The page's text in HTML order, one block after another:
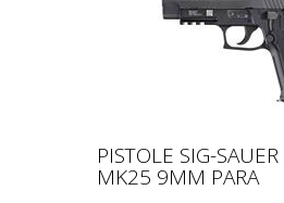
PISTOLE SIG-
MK25 9MM PARA